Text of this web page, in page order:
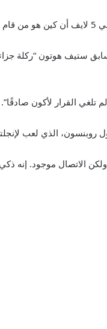
ستيف هوتون “ركلة
العالم 2006: “إذا خسرت إنجلترا، فسيكون هناك سؤال
الاتصال موجود. إنه